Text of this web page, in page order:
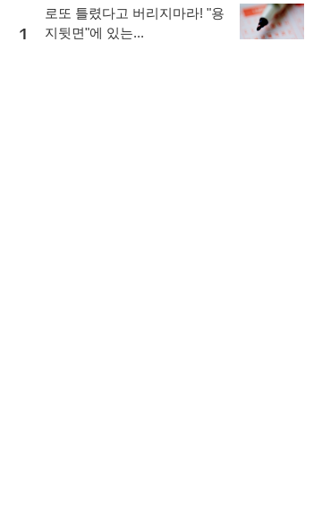
1
로또 틀렸다고 버리지마라! "용
지뒷면"에 있는...